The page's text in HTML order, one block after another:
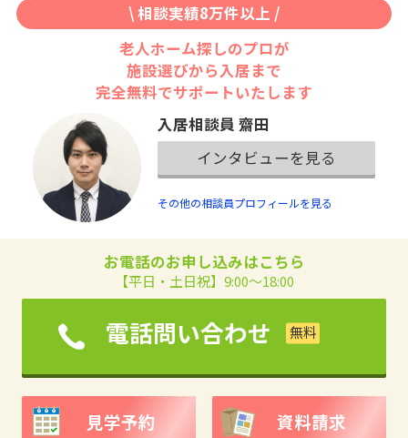
\ 相談実績8万件以上 /
老人ホーム探しのプロが
施設選びから入居まで
完全無料でサポートいたします
入居相談員 齋田
インタビューを見る
その他の相談員プロフィールを見る
お電話のお申し込みはこちら
【平日・土日祝】9:00～18:00
電話問い合わせ
見学予約 資料請求